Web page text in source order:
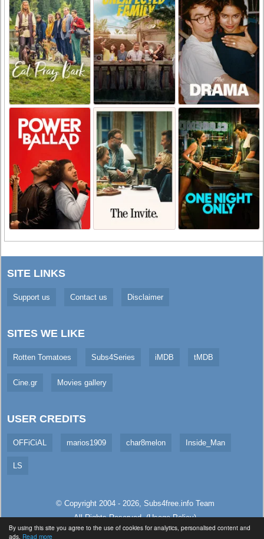
By using this site you agree to the use of cookies for analytics, personalised content and
ads. Read more
SITE LINKS
Support us Contact us Disclaimer
SITES WE LIKE
Rotten Tomatoes Subs4Series iMDB tMDB
Cine.gr Movies gallery
USER CREDITS
OFFiCiAL marios1909 char8melon Inside_Man
LS
© Copyright 2004 - 2026, Subs4free.infoTeam
All Rights Reserved. (Usage Policy)
Served in 18.78ms (live)